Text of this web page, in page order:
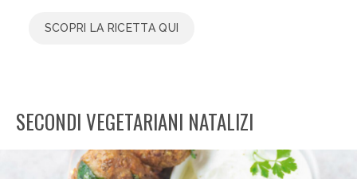
SCOPRI LA RICETTA QUI
SECONDI VEGETARIANI NATALIZI